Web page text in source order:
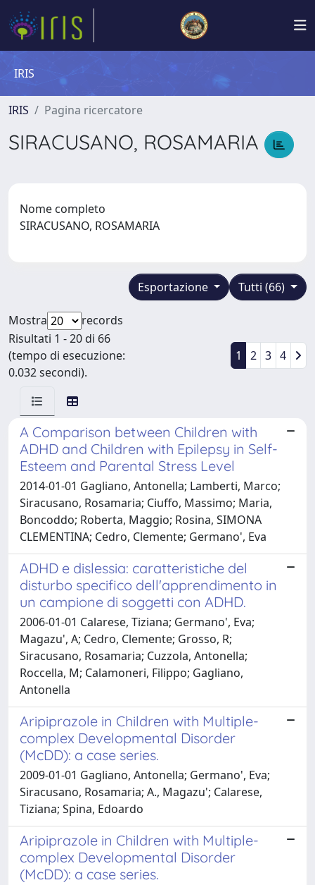
IRIS
IRIS Pagina ricercatore
SIRACUSANO, ROSAMARIA
Nome completo
SIRACUSANO, ROSAMARIA
Tutti (66)
Esportazione
Mostra
records
Risultati 1 - 20 di 66
(tempo di esecuzione:
0.032 secondi).
1 2 3 4
A Comparison between Children with
ADHD and Children with Epilepsy in Self-
Esteem and Parental Stress Level
2014-01-01 Gagliano, Antonella; Lamberti, Marco;
Siracusano, Rosamaria; Ciuffo, Massimo; Maria,
Boncoddo; Roberta, Maggio; Rosina, SIMONA
CLEMENTINA; Cedro, Clemente; Germano', Eva
ADHD e dislessia: caratteristiche del
disturbo specifico dell'apprendimento in
un campione di soggetti con ADHD.
2006-01-01 Calarese, Tiziana; Germano', Eva;
Magazu', A; Cedro, Clemente; Grosso, R;
Siracusano, Rosamaria; Cuzzola, Antonella;
Roccella, M; Calamoneri, Filippo; Gagliano,
Antonella
Aripiprazole in Children with Multiple-
complex Developmental Disorder
(McDD): a case series.
2009-01-01 Gagliano, Antonella; Germano', Eva;
Siracusano, Rosamaria; A., Magazu'; Calarese,
Tiziana; Spina, Edoardo
Aripiprazole in Children with Multiple-
complex Developmental Disorder
(McDD): a case series.